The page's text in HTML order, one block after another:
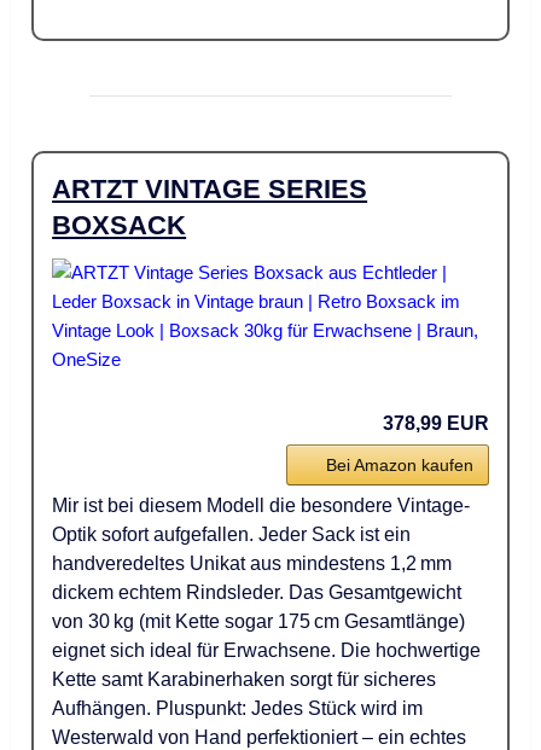
ARTZT VINTAGE SERIES
BOXSACK
378,99 EUR
Bei Amazon kaufen
Mir ist bei diesem Modell die besondere Vintage-
Optik sofort aufgefallen. Jeder Sack ist ein
handveredeltes Unikat aus mindestens 1,2 mm
dickem echtem Rindsleder. Das Gesamtgewicht
von 30 kg (mit Kette sogar 175 cm Gesamtlänge)
eignet sich ideal für Erwachsene. Die hochwertige
Kette samt Karabinerhaken sorgt für sicheres
Aufhängen. Pluspunkt: Jedes Stück wird im
Westerwald von Hand perfektioniert – ein echtes